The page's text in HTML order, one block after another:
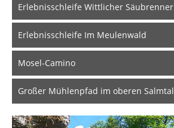
Erlebnisschleife Wittlicher Säubrenner
Erlebnisschleife Im Meulenwald
Mosel-Camino
Großer Mühlenpfad im oberen Salmtal